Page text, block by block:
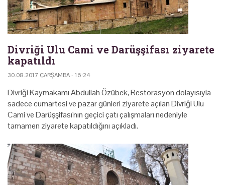
Divriği Ulu Cami ve Darüşşifası ziyarete
kapatıldı
30.08.2017 ÇARŞAMBA - 16:24
Divriği Kaymakamı Abdullah Özübek, Restorasyon dolayısıyla
sadece cumartesi ve pazar günleri ziyarete açılan Divriği Ulu
Cami ve Darüşşifası'nın geçici çatı çalışmaları nedeniyle
tamamen ziyarete kapatıldığını açıkladı.